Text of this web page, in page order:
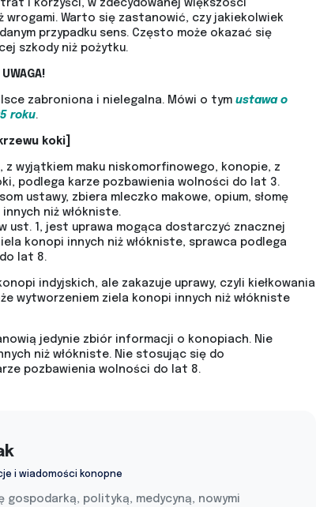
i korzyści, w zdecydowanej większości
wrogami. Warto się zastanowić, czy jakiekolwiek
przypadku sens. Często może okazać się
szkody niż pożytku.
UWAGA!
zabroniona i nielegalna. Mówi o tym ustawa o
roku.
koki]
z wyjątkiem maku niskomorfinowego, konopie, z
podlega karze pozbawienia wolności do lat 3.
ustawy, zbiera mleczko makowe, opium, słomę
niż włókniste.
ust. 1, jest uprawa mogąca dostarczyć znacznej
konopi innych niż włókniste, sprawca podlega
lat 8.
indyjskich, ale zakazuje uprawy, czyli kiełkowania
wytworzeniem ziela konopi innych niż włókniste
jedynie zbiór informacji o konopiach. Nie
niż włókniste. Nie stosując się do
pozbawienia wolności do lat 8.
i wiadomości konopne
gospodarką, polityką, medycyną, nowymi